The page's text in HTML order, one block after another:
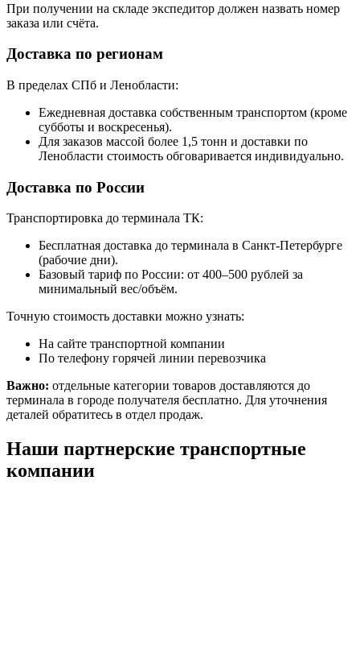
При получении на складе экспедитор должен назвать номер
заказа или счёта.
Доставка по регионам
В пределах СПб и Ленобласти:
Ежедневная доставка собственным транспортом (кроме
субботы и воскресенья).
Для заказов массой более 1,5 тонн и доставки по
Ленобласти стоимость обговаривается индивидуально.
Доставка по России
Транспортировка до терминала ТК:
Бесплатная доставка до терминала в Санкт-Петербурге
(рабочие дни).
Базовый тариф по России: от 400–500 рублей за
минимальный вес/объём.
Точную стоимость доставки можно узнать:
На сайте транспортной компании
По телефону горячей линии перевозчика
Важно: отдельные категории товаров доставляются до
терминала в городе получателя бесплатно. Для уточнения
деталей обратитесь в отдел продаж.
Наши партнерские транспортные
компании